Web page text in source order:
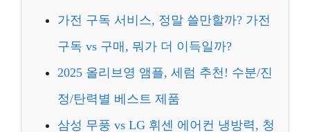
가전 구독 서비스, 정말 쓸만할까? 가전
구독 vs 구매, 뭐가 더 이득일까?
2025 올리브영 앰플, 세럼 추천! 수분/진
정/탄력별 베스트 제품
삼성 무풍 vs LG 휘센 에어컨 냉방력, 청